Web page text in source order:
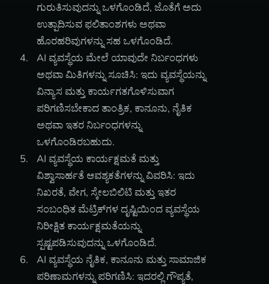
ಗುರುತಿಸುವುದನ್ನು ಒಳಗೊಂಡಿದೆ, ಜೊತೆಗೆ ಅದು
ಉತ್ಪಾದಿಸುವ ಫಲಿತಾಂಶಗಳು ಅಥವಾ
ಹೊರಹರಿವುಗಳನ್ನು ಸಹ ಒಳಗೊಂಡಿದೆ.
AI ವ್ಯವಸ್ಥೆಯ ಮೇಲೆ ಯಾವುದೇ ನಿರ್ಬಂಧಗಳು
ಅಥವಾ ಮಿತಿಗಳನ್ನು ಸೂಚಿಸಿ: ಇದು ವ್ಯವಸ್ಥೆಯನ್ನು
ವಿನ್ಯಾಸ ಮತ್ತು ಕಾರ್ಯಗತಗೊಳಿಸುವಾಗ
ಪರಿಗಣಿಸಬೇಕಾದ ತಾಂತ್ರಿಕ, ಕಾನೂನು, ನೈತಿಕ
ಅಥವಾ ಇತರ ನಿರ್ಬಂಧಗಳನ್ನು
ಒಳಗೊಂಡಿರಬಹುದು.
AI ವ್ಯವಸ್ಥೆಯ ಕಾರ್ಯಕ್ಷಮತೆ ಮತ್ತು
ವಿಶ್ವಾಸಾರ್ಹತೆ ಆವಶ್ಯಕತೆಗಳನ್ನು ವಿವರಿಸಿ: ಇದು
ನಿಖರತೆ, ವೇಗ, ಸ್ಕೇಲಬಿಲಿಟಿ ಮತ್ತು ಇತರ
ಸಂಬಂಧಿತ ಮೆಟ್ರಿಕ್‌ಗಳ ದೃಷ್ಟಿಯಿಂದ ವ್ಯವಸ್ಥೆಯ
ನಿರೀಕ್ಷಿತ ಕಾರ್ಯಕ್ಷಮತೆಯನ್ನು
ಸ್ಪಷ್ಟಪಡಿಸುವುದನ್ನು ಒಳಗೊಂಡಿದೆ.
AI ವ್ಯವಸ್ಥೆಯ ನೈತಿಕ, ಕಾನೂನು ಮತ್ತು ಸಾಮಾಜಿಕ
ಪರಿಣಾಮಗಳನ್ನು ಪರಿಗಣಿಸಿ: ಇದರಲ್ಲಿ ಗೌಪ್ಯತೆ,